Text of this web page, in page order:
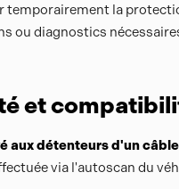
la
ou diagnostics
et
aux détenteurs d'un
via l'autoscan du